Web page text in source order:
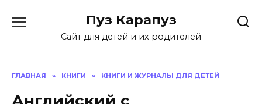
Пуз Карапуз
Сайт для детей и их родителей
ГЛАВНАЯ » КНИГИ » КНИГИ И ЖУРНАЛЫ ДЛЯ ДЕТЕЙ